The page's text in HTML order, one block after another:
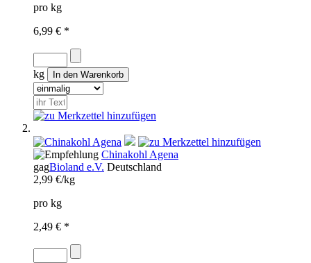
pro kg
6,99 € *
kg
Chinakohl Agena
gagBioland e.V. Deutschland
2,99 €/kg
pro kg
2,49 € *